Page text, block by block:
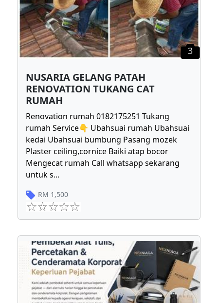
3
NUSARIA GELANG PATAH
RENOVATION TUKANG CAT
RUMAH
Renovation rumah 0182175251 Tukang
rumah Service👇 Ubahsuai rumah Ubahsuai
kedai Ubahsuai bumbung Pasang mozek
Plaster ceiling,cornice Baiki atap bocor
Mengecat rumah Call whatsapp sekarang
untuk s...
RM 1,500